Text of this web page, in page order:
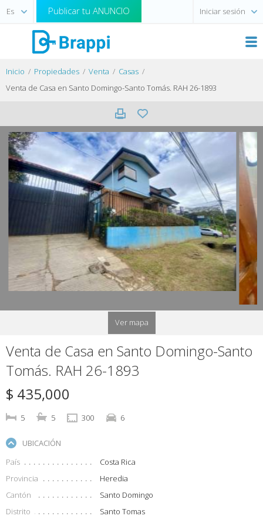
Publicar tu ANUNCIO Iniciar sesión
Inicio Propiedades Venta
Casas
Venta de Casa en Santo Domingo-Santo Tomás. RAH 26-1893
Ver mapa
Venta de Casa en Santo Domingo-Santo
Tomás. RAH 26-1893
$ 435,000
5 5 300 6
UBICACIÓN
País
Costa Rica
Provincia
Heredia
Cantón
Santo Domingo
Distrito
Santo Tomas